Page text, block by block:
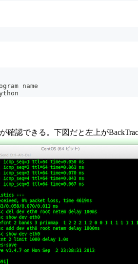
name
認できる。下図だと左上が